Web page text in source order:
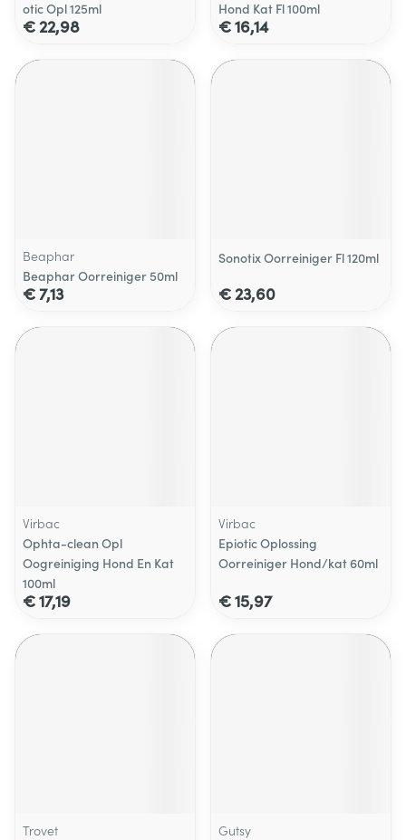
otic Opl 125ml
€ 22,98
Hond Kat Fl 100ml
€ 16,14
Beaphar
Beaphar Oorreiniger 50ml
€ 7,13
Sonotix Oorreiniger Fl 120ml
€ 23,60
Virbac
Ophta-clean Opl
Oogreiniging Hond En Kat
100ml
€ 17,19
Virbac
Epiotic Oplossing
Oorreiniger Hond/kat 60ml
€ 15,97
Trovet
Gutsy